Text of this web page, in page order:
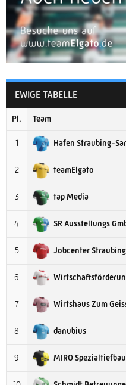
EWIGE TABELLE
Pl. Team
1 Hafen Straubing-
2 teamElgato
3 tap Media
4 SR Ausstellungs
5 Jobcenter
6
7 Wirtshaus Zum
8 danubius
9 MIRO Spezialtiefbau